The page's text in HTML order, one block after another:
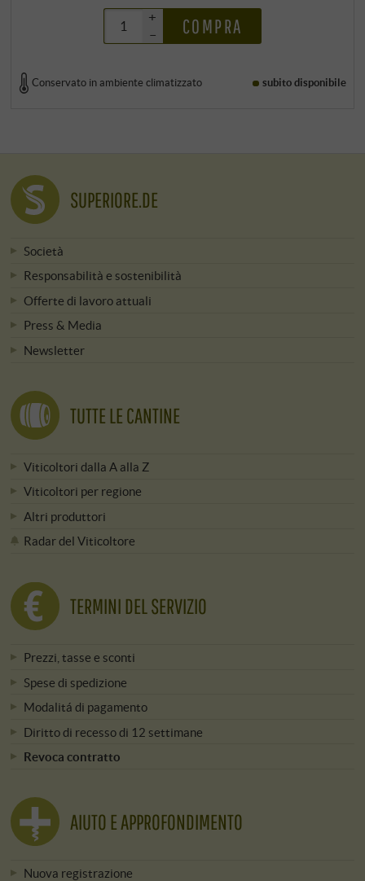
+
–
COMPRA
Conservato in ambiente climatizzato subito disponibile
SUPERIORE.DE
Società
Responsabilità e sostenibilità
Offerte di lavoro attuali
Press & Media
Newsletter
TUTTE LE CANTINE
Viticoltori dalla A alla Z
Viticoltori per regione
Altri produttori
Radar del Viticoltore
TERMINI DEL SERVIZIO
Prezzi, tasse e sconti
Spese di spedizione
Modalitá di pagamento
Diritto di recesso di 12 settimane
Revoca contratto
AIUTO E APPROFONDIMENTO
Nuova registrazione